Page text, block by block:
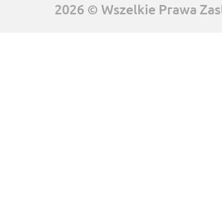
2026 © Wszelkie Prawa